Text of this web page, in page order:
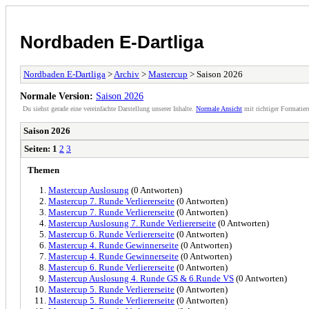
Nordbaden E-Dartliga
Nordbaden E-Dartliga > Archiv > Mastercup > Saison 2026
Normale Version: Saison 2026
Du siehst gerade eine vereinfachte Darstellung unserer Inhalte. Normale Ansicht mit richtiger
Saison 2026
Seiten: 1 2 3
Themen
Mastercup Auslosung (0 Antworten)
Mastercup 7. Runde Verliererseite (0 Antworten)
Mastercup 7. Runde Verliererseite (0 Antworten)
Mastercup Auslosung 7. Runde Verliererseite (0 Antworten)
Mastercup 6. Runde Verliererseite (0 Antworten)
Mastercup 4. Runde Gewinnerseite (0 Antworten)
Mastercup 4. Runde Gewinnerseite (0 Antworten)
Mastercup 6. Runde Verliererseite (0 Antworten)
Mastercup Auslosung 4. Runde GS & 6.Runde VS (0 Antworten)
Mastercup 5. Runde Verliererseite (0 Antworten)
Mastercup 5. Runde Verliererseite (0 Antworten)